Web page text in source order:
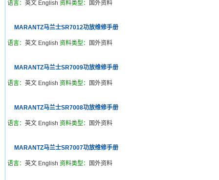
语言： 英文 English 资料类型： 国外资料
MARANTZ马兰士SR7012功放维修手册
语言： 英文 English 资料类型： 国外资料
MARANTZ马兰士SR7009功放维修手册
语言： 英文 English 资料类型： 国外资料
MARANTZ马兰士SR7008功放维修手册
语言： 英文 English 资料类型： 国外资料
MARANTZ马兰士SR7007功放维修手册
语言： 英文 English 资料类型： 国外资料